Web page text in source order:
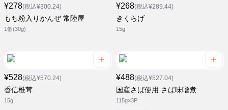
¥278(税込¥300.24)
もち粉入りかんぜ 常陸屋
1個(30g)
¥268(税込¥289.44)
きくらげ
15g
¥528(税込¥570.24)
香信椎茸
15g
¥488(税込¥527.04)
国産さば使用 さば味噌煮
115g×3P